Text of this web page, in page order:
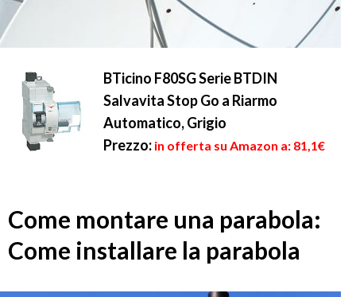
BTicino F80SG Serie BTDIN
Salvavita Stop Go a Riarmo
Automatico, Grigio
Prezzo: in offerta su Amazon a: 81,1€
Come montare una parabola:
Come installare la parabola